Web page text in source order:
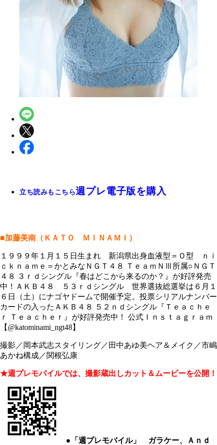
立ち読みもこちら週プレ電子版を購入
■加藤美南（ＫＡＴＯ ＭＩＮＡＭＩ）
１９９９年１月１５日生まれ 新潟県出身血液型＝Ｏ型 ｎｉ
ｃｋｎａｍｅ＝かとみなＮＧＴ４８ ＴｅａｍＮⅢ所属○ＮＧＴ
４８ ３ｒｄシングル『春はどこから来るのか？』が好評発売
中！ＡＫＢ４８ ５３ｒｄシングル 世界選抜総選挙は６月１
６日（土）にナゴヤドームで開催予定。投票シリアルナンバー
カードの入ったＡＫＢ４８ ５２ｎｄシングル『Ｔｅａｃｈｅ
ｒ Ｔｅａｃｈｅｒ』が好評発売中！ 公式Ｉｎｓｔａｇｒａｍ
【@katominami_ngt48】
撮影／岡本武志スタイリング／田中あゆ美ヘア＆メイク／市嶋
あかね構成／関根弘康
★週プレモバイルでは、撮影蔵出しカット＆ムービーを公開！
●「週プレモバイル」 ガラケー、Ａｎｄ